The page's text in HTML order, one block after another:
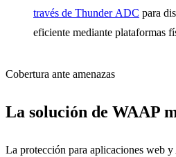
través de Thunder ADC para
eficiente mediante plataformas
Cobertura ante amenazas
La solución de WAAP
La protección para aplicaciones web